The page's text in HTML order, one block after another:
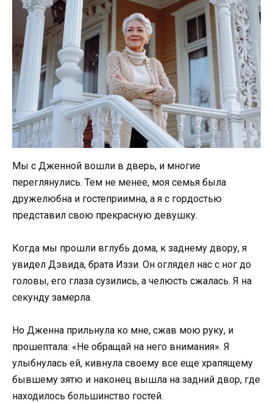
Мы с Дженной вошли в дверь, и многие
переглянулись. Тем не менее, моя семья была
дружелюбна и гостеприимна, а я с гордостью
представил свою прекрасную девушку.
Когда мы прошли вглубь дома, к заднему двору, я
увидел Дэвида, брата Иззи. Он оглядел нас с ног до
головы, его глаза сузились, а челюсть сжалась. Я на
секунду замерла.
Но Дженна прильнула ко мне, сжав мою руку, и
прошептала: «Не обращай на него внимания». Я
улыбнулась ей, кивнула своему все еще храпящему
бывшему зятю и наконец вышла на задний двор, где
находилось большинство гостей.